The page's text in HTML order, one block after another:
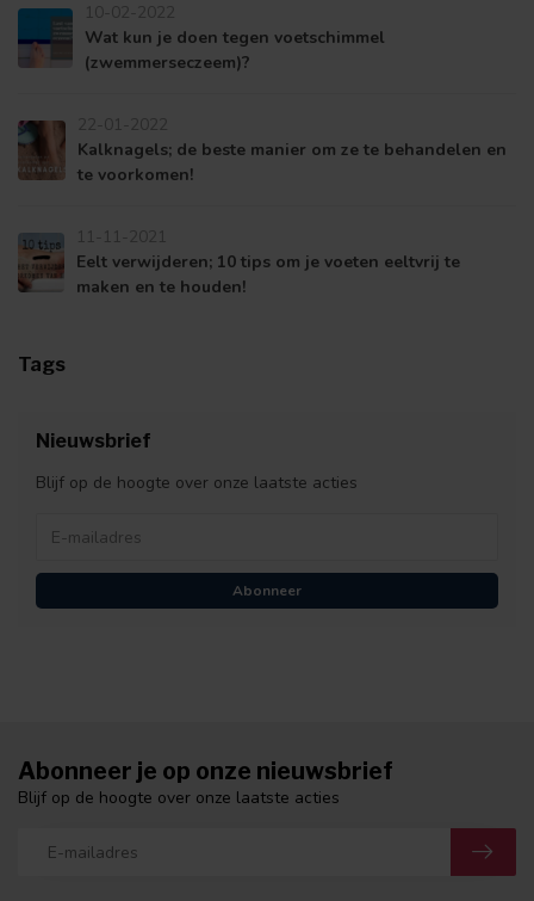
10-02-2022
Wat kun je doen tegen voetschimmel
(zwemmerseczeem)?
22-01-2022
Kalknagels; de beste manier om ze te behandelen en
te voorkomen!
11-11-2021
Eelt verwijderen; 10 tips om je voeten eeltvrij te
maken en te houden!
Tags
Nieuwsbrief
Blijf op de hoogte over onze laatste acties
Abonneer
Abonneer je op onze nieuwsbrief
Blijf op de hoogte over onze laatste acties